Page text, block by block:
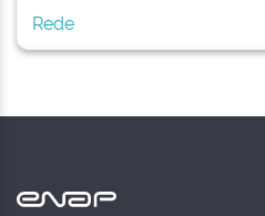
Rede